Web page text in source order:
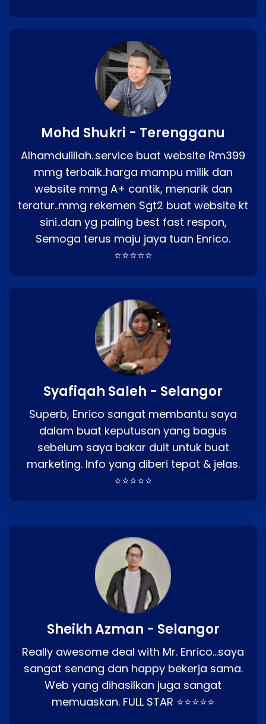
Mohd Shukri - Terengganu
Alhamdulillah..service buat website Rm399
mmg terbaik..harga mampu milik dan
website mmg A+ cantik, menarik dan
teratur..mmg rekemen Sgt2 buat website kt
sini..dan yg paling best fast respon,
Semoga terus maju jaya tuan Enrico.
⭐⭐⭐⭐⭐
Syafiqah Saleh - Selangor
Superb, Enrico sangat membantu saya
dalam buat keputusan yang bagus
sebelum saya bakar duit untuk buat
marketing. Info yang diberi tepat & jelas.
⭐⭐⭐⭐⭐
Sheikh Azman - Selangor
Really awesome deal with Mr. Enrico…saya
sangat senang dan happy bekerja sama.
Web yang dihasilkan juga sangat
memuaskan. FULL STAR ⭐⭐⭐⭐⭐